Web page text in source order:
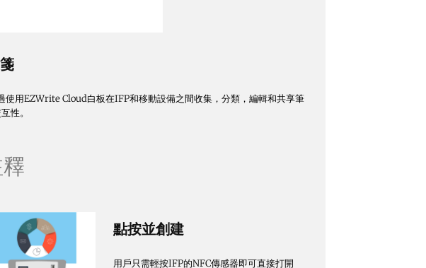
用EZWrite Cloud白板在IFP和移動設備之間收集，分類，編輯和共享筆
性。
點按並創建
用戶只需輕按IFP的NFC傳感器即可直接打開